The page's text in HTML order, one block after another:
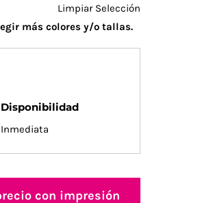
Limpiar Selección
más colores y/o tallas.
Disponibilidad
Inmediata
con impresión